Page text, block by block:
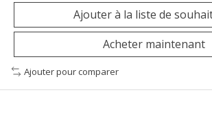
Ajouter à la liste de
Acheter maintenant
Ajouter pour comparer